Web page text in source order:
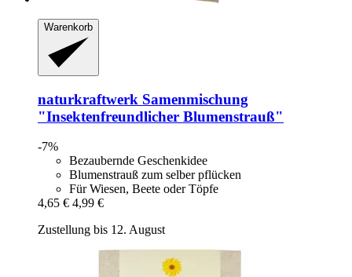
Warenkorb
naturkraftwerk Samenmischung
"Insektenfreundlicher Blumenstrauß"
-7%
Bezaubernde Geschenkidee
Blumenstrauß zum selber pflücken
Für Wiesen, Beete oder Töpfe
4,65 € 4,99 €
Zustellung bis 12. August